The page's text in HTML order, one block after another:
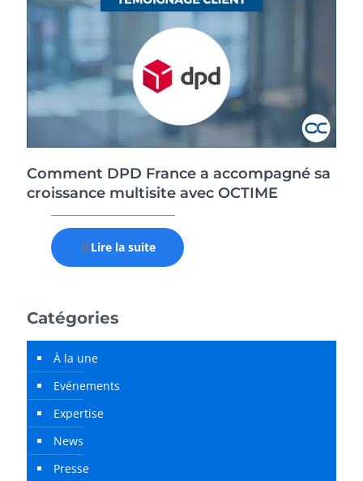
Comment DPD France a accompagné sa
croissance multisite avec OCTIME
Lire la suite
Catégories
À la une
Evénements
Expertise
News
Presse